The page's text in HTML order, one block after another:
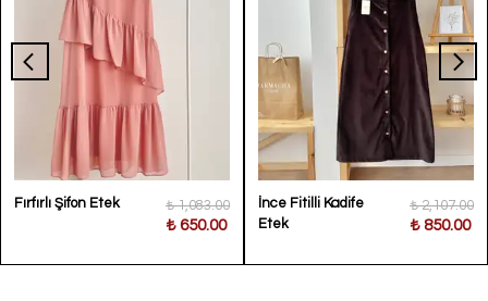
yalnızca
değişim
yapılabilmektedir.
Siparişleriniz,
ürünlerin
tedarik
sürecine bağlı
Fırfırlı Şifon Etek ₺ 1,083.00
₺ 650.00
İnce Fitilli Kadife
Etek
₺ 2,107.00
₺ 850.00